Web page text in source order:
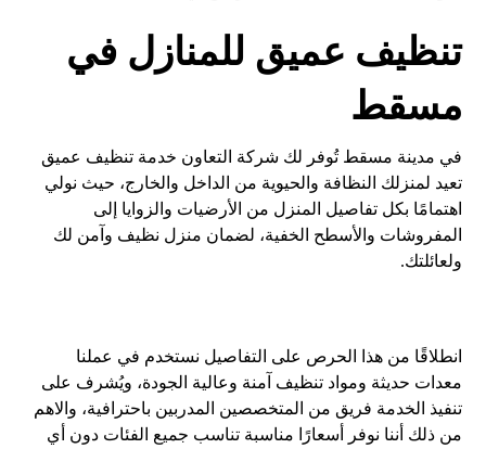
تنظيف عميق للمنازل في
مسقط
في مدينة مسقط تُوفر لك شركة التعاون خدمة تنظيف عميق
تعيد لمنزلك النظافة والحيوية من الداخل والخارج، حيث نولي
اهتمامًا بكل تفاصيل المنزل من الأرضيات والزوايا إلى
المفروشات والأسطح الخفية، لضمان منزل نظيف وآمن لك
ولعائلتك.
انطلاقًا من هذا الحرص على التفاصيل نستخدم في عملنا
معدات حديثة ومواد تنظيف آمنة وعالية الجودة، ويُشرف على
تنفيذ الخدمة فريق من المتخصصين المدربين باحترافية، والاهم
من ذلك أننا نوفر أسعارًا مناسبة تناسب جميع الفئات دون أي